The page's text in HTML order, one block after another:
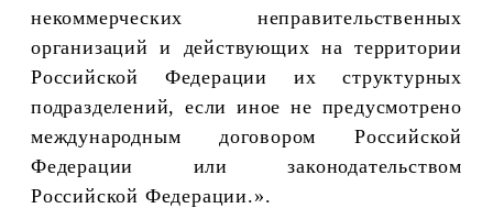
некоммерческих неправительственных
организаций и действующих на территории
Российской Федерации их структурных
подразделений, если иное не предусмотрено
международным договором Российской
Федерации или законодательством
Российской Федерации.».